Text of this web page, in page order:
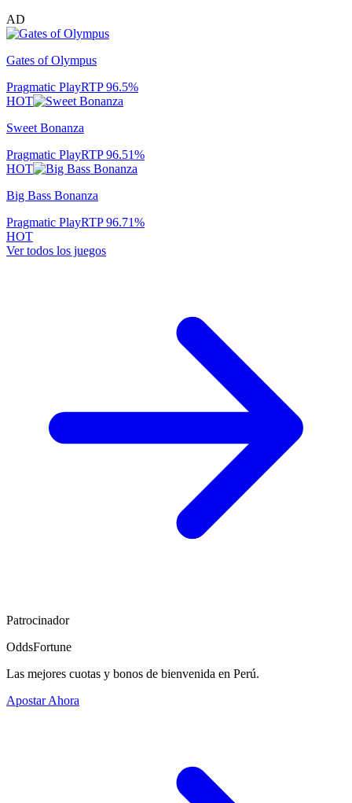
AD
Gates of Olympus
Pragmatic PlayRTP96.5%
HOT
Sweet Bonanza
Pragmatic PlayRTP96.51%
HOT
Big Bass Bonanza
Pragmatic PlayRTP96.71%
HOT
Ver todos los juegos
Patrocinador
OddsFortune
Las mejores cuotas y bonos de bienvenida en Perú.
Apostar Ahora